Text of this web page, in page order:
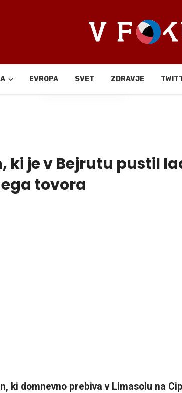
EVROPA SVET ZDRAVJE
Deli
ki je v Bejrutu pustil
tovora
ki domnevno prebiva v Limasolu na